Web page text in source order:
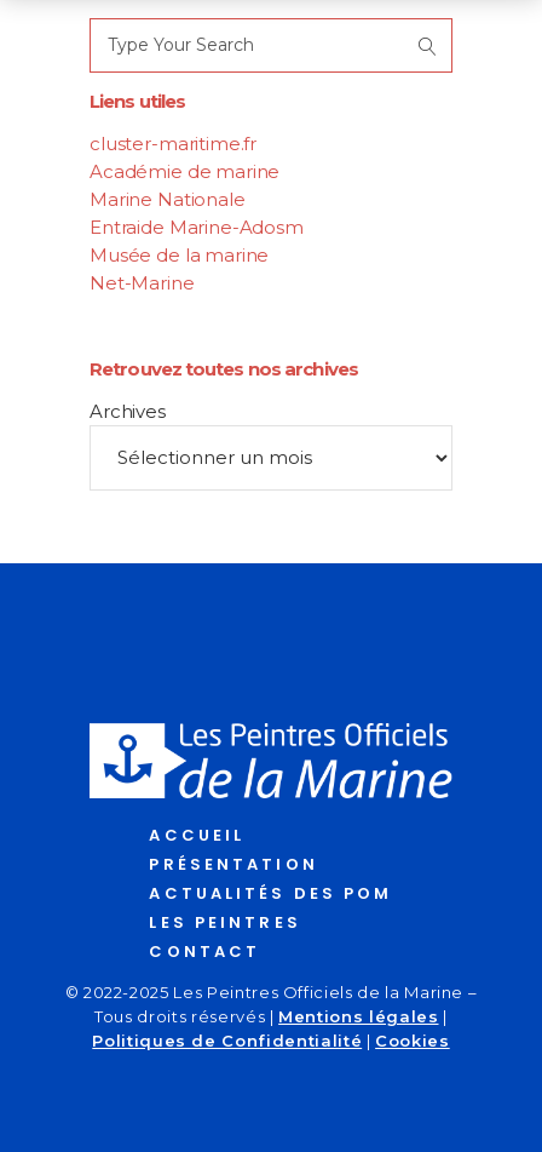
for:
Liens utiles
cluster-maritime.fr
Académie de marine
Marine Nationale
Entraide Marine-Adosm
Musée de la marine
Net-Marine
Retrouvez toutes nos archives
Archives
ACCUEIL
PRÉSENTATION
ACTUALITÉS DES POM
LES PEINTRES
CONTACT
© 2022-2025 Les Peintres Officiels de la Marine –
Tous droits réservés | Mentions légales |
Politiques de Confidentialité | Cookies